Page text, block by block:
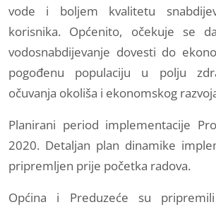
vode i boljem kvalitetu
korisnika. Općenito, očekuje se
vodosnabdijevanje dovesti do
pogođenu populaciju u polju
očuvanja okoliša i ekonomskog
Planirani period implementacije
2020. Detaljan plan dinamike
pripremljen prije početka radova.
Općina i Preduzeće su